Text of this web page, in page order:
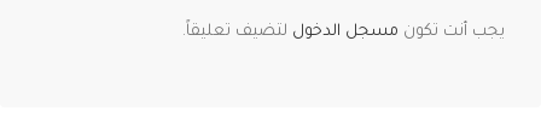
يجب أنت تكون مسجل الدخول لتضيف تعليقاً.